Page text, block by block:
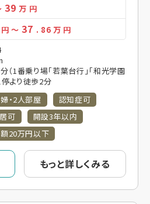
39万 円
～ 37 . 86 万 円
1番乗り場「若葉台行」「和光学園
停より徒歩2分
・2人部屋
認知症可
可
開設3年以内
20万円以下
もっと詳しくみる